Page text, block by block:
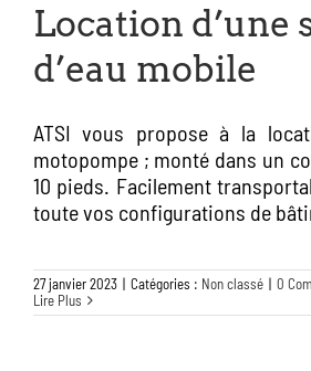
Location d’une
d’eau mobile
ATSI vous propose à la
motopompe ; monté dans un
10 pieds. Facilement
toute vos configurations de
27 janvier 2023 | Catégories : Non classé | 0
Lire Plus